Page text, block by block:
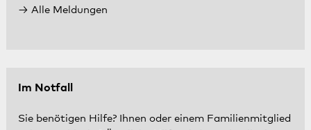
Alle Meldungen
Im Notfall
Sie benötigen Hilfe? Ihnen oder einem Familienmitglied